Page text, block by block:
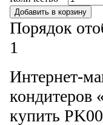
Порядок
1
Интернет-
кондитеров
купить